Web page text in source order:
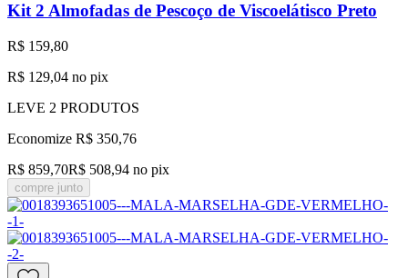
Kit 2 Almofadas de Pescoço de Viscoelátisco Preto
R$ 159,80
R$ 129,04 no pix
LEVE 2 PRODUTOS
Economize R$ 350,76
R$ 859,70R$ 508,94 no pix
compre junto